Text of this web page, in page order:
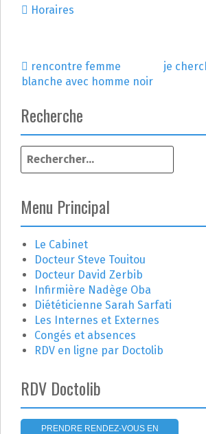
Horaires
N
a
v
i
g
a
t
i
o
n
d
e
l
rencontre femme
blanche avec homme noir
je
Recherche
e
h
e
r
c
h
e
r
:
Menu Principal
Le Cabinet
Docteur Steve Touitou
Docteur David Zerbib
Infirmière Nadège Oba
Diététicienne Sarah Sarfati
Les Internes et Externes
Congés et absences
RDV en ligne par Doctolib
RDV Doctolib
PRENDRE RENDEZ-VOUS EN